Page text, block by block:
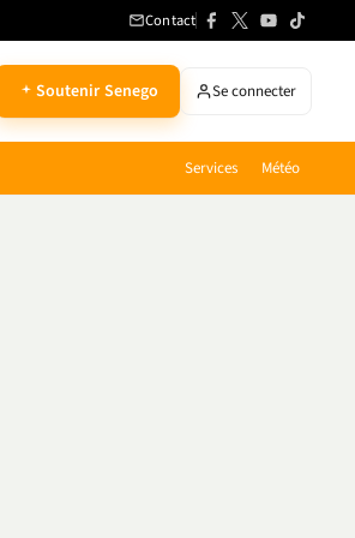
Contact
Soutenir Senego Se connecter
Services Météo